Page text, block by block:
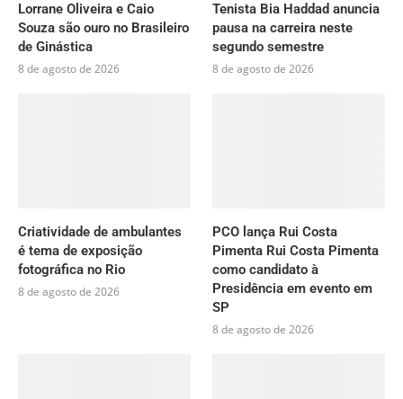
Lorrane Oliveira e Caio
Souza são ouro no Brasileiro
de Ginástica
8 de agosto de 2026
Tenista Bia Haddad anuncia
pausa na carreira neste
segundo semestre
8 de agosto de 2026
Criatividade de ambulantes
é tema de exposição
fotográfica no Rio
8 de agosto de 2026
PCO lança Rui Costa
Pimenta Rui Costa Pimenta
como candidato à
Presidência em evento em
SP
8 de agosto de 2026